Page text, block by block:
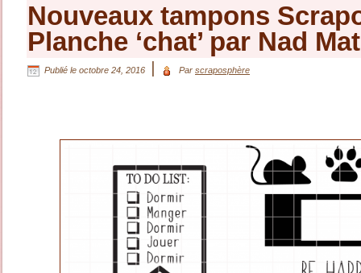
Nouveaux tampons
Planche ‘chat’ par Nad
Publié le octobre 24, 2016 Par scraposphère